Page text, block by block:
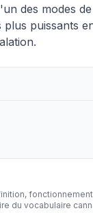
des modes de
puissants
du vocabulaire